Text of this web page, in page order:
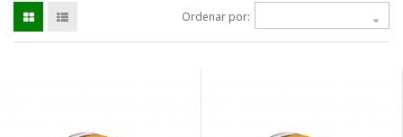
Ordenar por: 